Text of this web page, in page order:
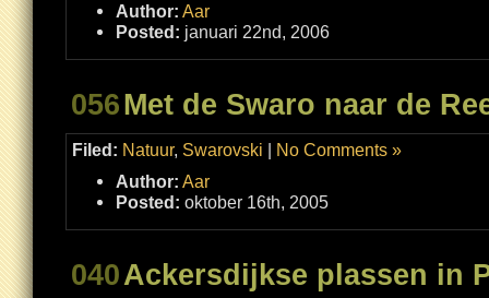
Author: Aar
Posted: januari 22nd, 2006
056Met de Swaro naar de
Filed: Natuur, Swarovski | No Comments »
Author: Aar
Posted: oktober 16th, 2005
040Ackersdijkse plassen in